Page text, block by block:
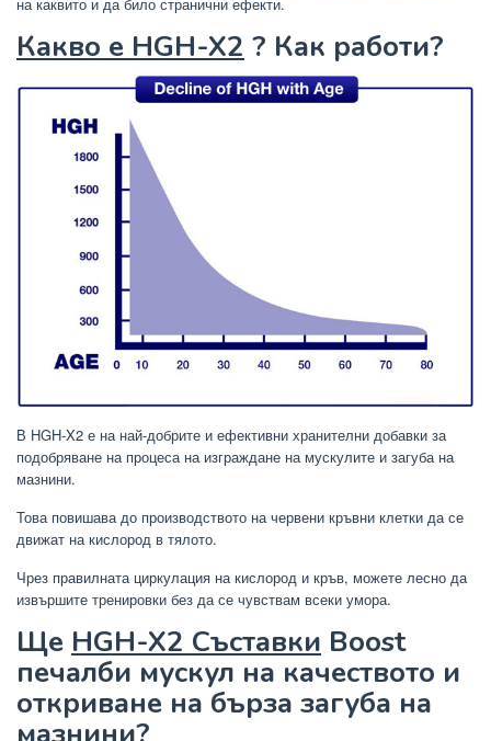
на каквито и да било странични ефекти.
Какво е HGH-X2 ? Как работи?
В HGH-X2 е на най-добрите и ефективни хранителни добавки за
подобряване на процеса на изграждане на мускулите и загуба на
мазнини.
Това повишава до производството на червени кръвни клетки да се
движат на кислород в тялото.
Чрез правилната циркулация на кислород и кръв, можете лесно да
извършите тренировки без да се чувствам всеки умора.
Ще HGH-X2 Съставки Boost
печалби мускул на качеството и
откриване на бърза загуба на